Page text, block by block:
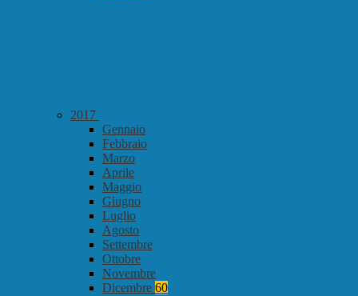
2017
Gennaio
Febbraio
Marzo
Aprile
Maggio
Giugno
Luglio
Agosto
Settembre
Ottobre
Novembre
Dicembre 60